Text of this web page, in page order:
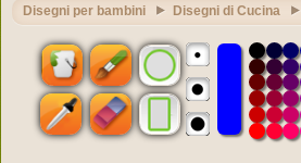
Disegni per bambini Disegni di Cucina